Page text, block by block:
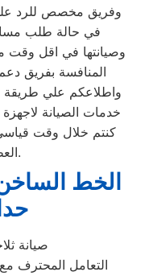
في حالة طلب
وصيانتها في اقل وقت
المنافسة بفريق
واطلاعكم علي طريقة
خدمات الصيانة لاجهزة
كنتم خلال وقت
العطل وصيانة الجهاز.
الخط
صيانة
التعامل المحترف